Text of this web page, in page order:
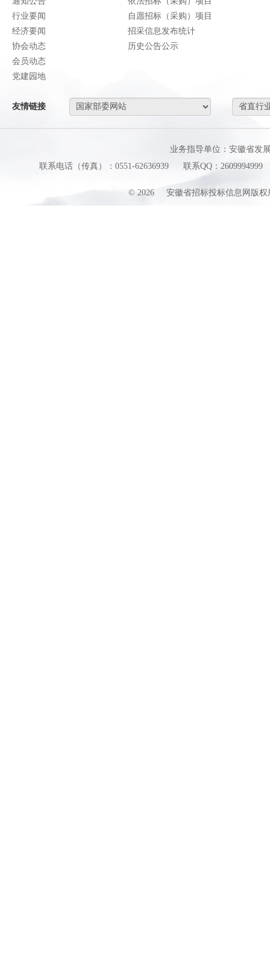
行业要闻
经济要闻
协会动态
会员动态
党建园地
自愿招标（采购）项目
招采信息发布统计
历史公告公示
友情链接
业务指导单位：安徽省发
联系电话（传真）：0551-62636939
联系QQ：2609994999
© 2026 安徽省招标投标信息网版